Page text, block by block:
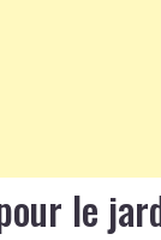
le